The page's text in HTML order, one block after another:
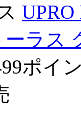
UPRO
ーラス
ポイ